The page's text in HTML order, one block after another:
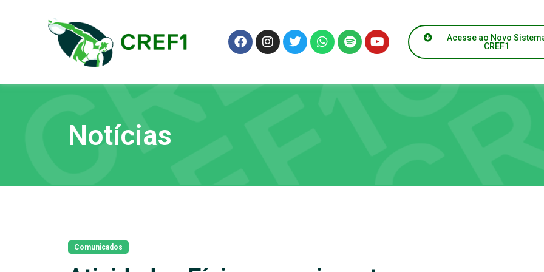
Acesse ao Novo
CREF1
Notícias
Comunicados